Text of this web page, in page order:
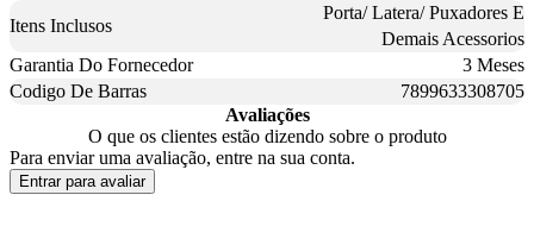
Itens Inclusos
Porta/ Latera/ Puxadores E
Demais Acessorios
Garantia Do Fornecedor
3 Meses
Codigo De Barras
7899633308705
Avaliações
O que os clientes estão dizendo sobre o produto
Para enviar uma avaliação, entre na sua conta.
Entrar para avaliar